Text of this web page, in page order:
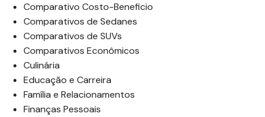
Comparativo Costo-Beneficio
Comparativos de Sedanes
Comparativos de SUVs
Comparativos Econômicos
Culinária
Educação e Carreira
Família e Relacionamentos
Finanças Pessoais